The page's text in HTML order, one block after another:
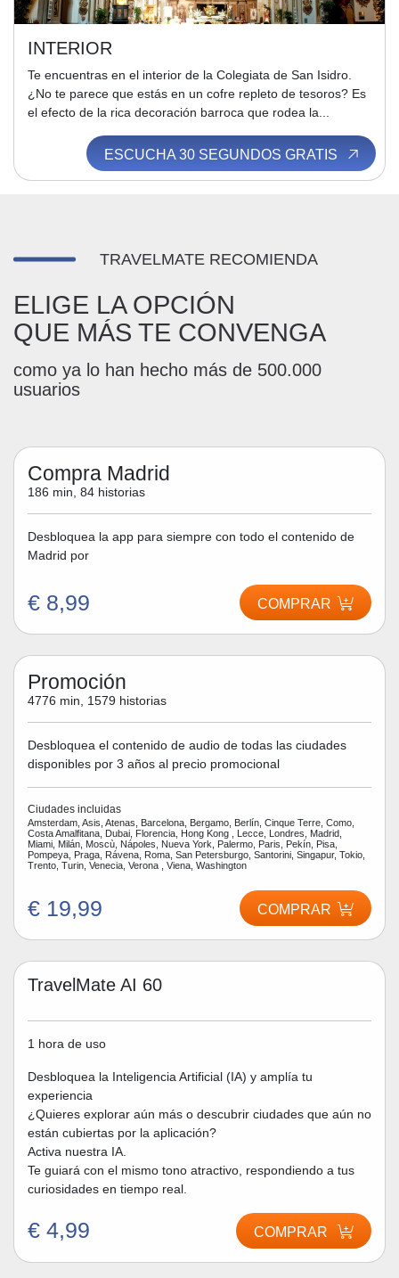
INTERIOR
Te encuentras en el interior de la Colegiata de San Isidro.
¿No te parece que estás en un cofre repleto de tesoros? Es
el efecto de la rica decoración barroca que rodea la...
ESCUCHA 30 SEGUNDOS GRATIS
TRAVELMATE RECOMIENDA
ELIGE LA OPCIÓN
QUE MÁS TE CONVENGA
como ya lo han hecho más de 500.000
usuarios
Compra Madrid
186 min, 84 historias
Desbloquea la app para siempre con todo el contenido de
Madrid por
€ 8,99 COMPRAR
Promoción
4776 min, 1579 historias
Desbloquea el contenido de audio de todas las ciudades
disponibles por 3 años al precio promocional
Ciudades incluidas
Amsterdam, Asis, Atenas, Barcelona, Bergamo, Berlín, Cinque Terre, Como,
Costa Amalfitana, Dubai, Florencia, Hong Kong , Lecce, Londres, Madrid,
Miami, Milán, Moscù, Nápoles, Nueva York, Palermo, Paris, Pekín, Pisa,
Pompeya, Praga, Rávena, Roma, San Petersburgo, Santorini, Singapur, Tokio,
Trento, Turin, Venecia, Verona , Viena, Washington
€ 19,99 COMPRAR
TravelMate AI 60
1 hora de uso
Desbloquea la Inteligencia Artificial (IA) y amplía tu
experiencia
¿Quieres explorar aún más o descubrir ciudades que aún no
están cubiertas por la aplicación?
Activa nuestra IA.
Te guiará con el mismo tono atractivo, respondiendo a tus
curiosidades en tiempo real.
€ 4,99 COMPRAR